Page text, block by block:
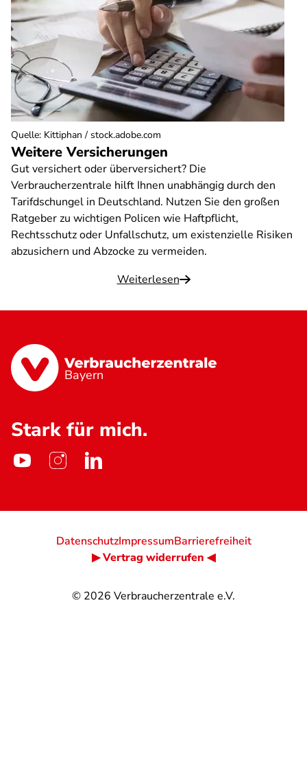
Weitere Versicherungen
Gut versichert oder überversichert? Die
Verbraucherzentrale hilft Ihnen unabhängig durch den
Tarifdschungel in Deutschland. Nutzen Sie den großen
Ratgeber zu wichtigen Policen wie Haftpflicht,
Rechtsschutz oder Unfallschutz, um existenzielle Risiken
abzusichern und Abzocke zu vermeiden.
Weiterlesen
Quelle: Kittiphan / stock.adobe.com
Bayern
Stark für mich.
© 2026 Verbraucherzentrale e.V.
DatenschutzImpressumBarrierefreiheit
▶ Vertrag widerrufen ◀